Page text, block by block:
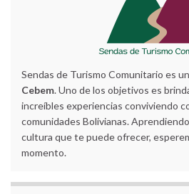
Sendas de Turismo Comunitario es
Cebem. Uno de los objetivos es
increíbles experiencias conviviendo
comunidades Bolivianas.
cultura que te puede ofrecer,
momento.